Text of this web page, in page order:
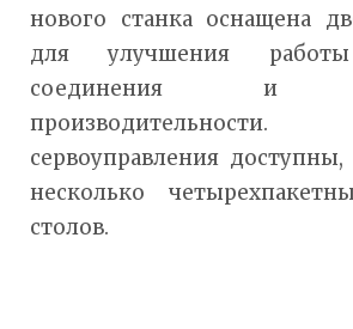
нового станка оснащена
для улучшения
соединения и
сервоуправления
несколько
столов.